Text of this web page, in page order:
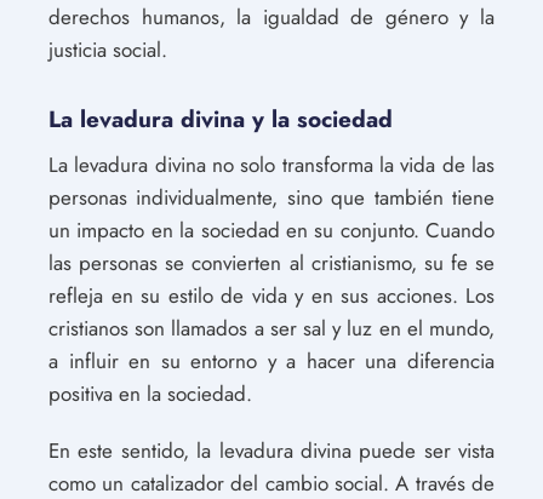
derechos humanos, la igualdad de género y la
justicia social.
La levadura divina y la sociedad
La levadura divina no solo transforma la vida de las
personas individualmente, sino que también tiene
un impacto en la sociedad en su conjunto. Cuando
las personas se convierten al cristianismo, su fe se
refleja en su estilo de vida y en sus acciones. Los
cristianos son llamados a ser sal y luz en el mundo,
a influir en su entorno y a hacer una diferencia
positiva en la sociedad.
En este sentido, la levadura divina puede ser vista
como un catalizador del cambio social. A través de